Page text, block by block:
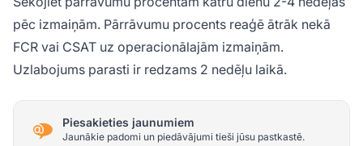
pēc izmaiņām. Pārrāvumu procents reaģē ātrāk nekā
FCR vai CSAT uz operacionālajām izmaiņām.
Uzlabojums parasti ir redzams 2 nedēļu laikā.
Piesakieties jaunumiem
Jaunākie padomi un piedāvājumi tieši jūsu pastkastē.